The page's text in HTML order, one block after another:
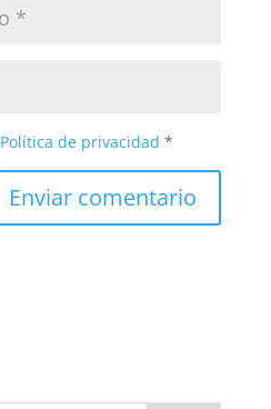
Política de privacidad *